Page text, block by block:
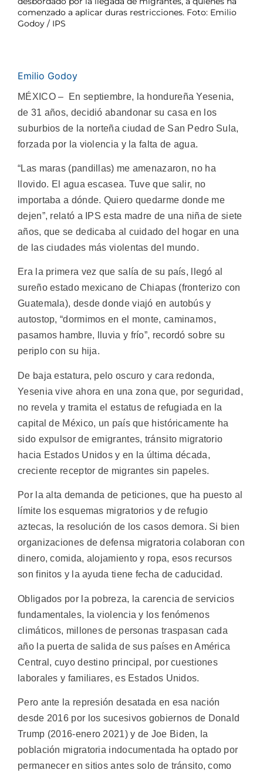
comenzado a aplicar duras restricciones. Foto: Emilio
Godoy / IPS
Emilio Godoy
MÉXICO – En septiembre, la hondureña Yesenia,
de 31 años, decidió abandonar su casa en los
suburbios de la norteña ciudad de San Pedro Sula,
forzada por la violencia y la falta de agua.
“Las maras (pandillas) me amenazaron, no ha
llovido. El agua escasea. Tuve que salir, no
importaba a dónde. Quiero quedarme donde me
dejen”, relató a IPS esta madre de una niña de siete
años, que se dedicaba al cuidado del hogar en una
de las ciudades más violentas del mundo.
Era la primera vez que salía de su país, llegó al
sureño estado mexicano de Chiapas (fronterizo con
Guatemala), desde donde viajó en autobús y
autostop, “dormimos en el monte, caminamos,
pasamos hambre, lluvia y frío”, recordó sobre su
periplo con su hija.
De baja estatura, pelo oscuro y cara redonda,
Yesenia vive ahora en una zona que, por seguridad,
no revela y tramita el estatus de refugiada en la
capital de México, un país que históricamente ha
sido expulsor de emigrantes, tránsito migratorio
hacia Estados Unidos y en la última década,
creciente receptor de migrantes sin papeles.
Por la alta demanda de peticiones, que ha puesto al
límite los esquemas migratorios y de refugio
aztecas, la resolución de los casos demora. Si bien
organizaciones de defensa migratoria colaboran con
dinero, comida, alojamiento y ropa, esos recursos
son finitos y la ayuda tiene fecha de caducidad.
Obligados por la pobreza, la carencia de servicios
fundamentales, la violencia y los fenómenos
climáticos, millones de personas traspasan cada
año la puerta de salida de sus países en América
Central, cuyo destino principal, por cuestiones
laborales y familiares, es Estados Unidos.
Pero ante la represión desatada en esa nación
desde 2016 por los sucesivos gobiernos de Donald
Trump (2016-enero 2021) y de Joe Biden, la
población migratoria indocumentada ha optado por
permanecer en sitios antes solo de tránsito, como